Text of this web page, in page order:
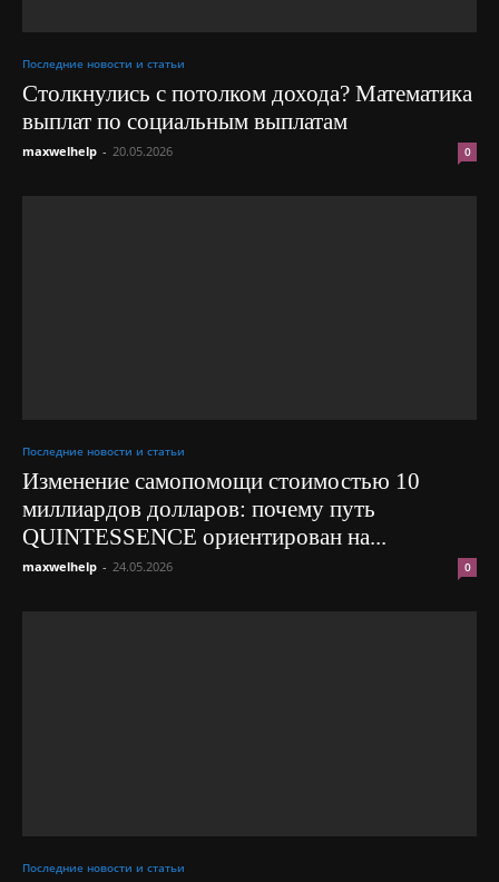
Последние новости и статьи
Столкнулись с потолком дохода? Математика
выплат по социальным выплатам
maxwelhelp - 20.05.2026 0
Последние новости и статьи
Изменение самопомощи стоимостью 10
миллиардов долларов: почему путь
QUINTESSENCE ориентирован на...
maxwelhelp - 24.05.2026 0
Последние новости и статьи